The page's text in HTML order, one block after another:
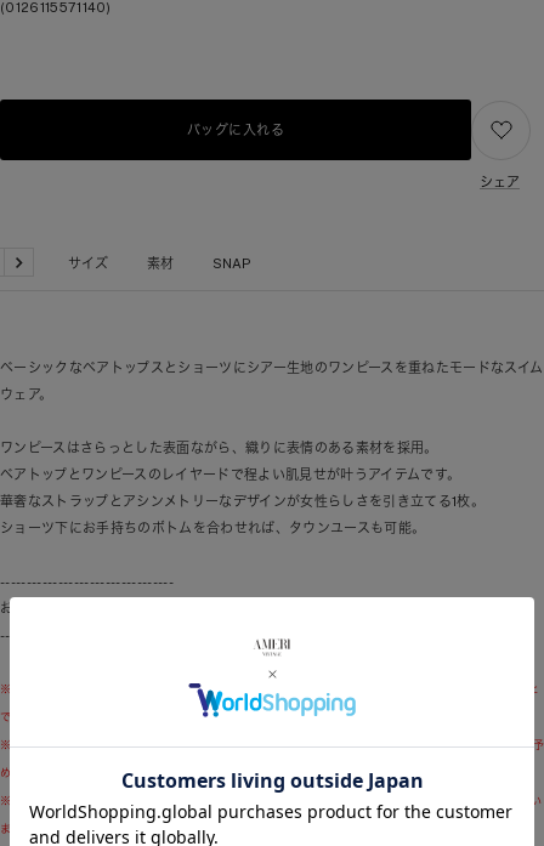
細 サイズ 素材 SNAP
次
ベーシックなベアトップスとショーツにシアー生地のワンピースを重ねたモードなスイム
ウェア。
ワンピースはさらっとした表面ながら、織りに表情のある素材を採用。
ベアトップとワンピースのレイヤードで程よい肌見せが叶うアイテムです。
華奢なストラップとアシンメトリーなデザインが女性らしさを引き立てる1枚。
ショーツ下にお手持ちのボトムを合わせれば、タウンユースも可能。
---------------------------------
お手入れ方法:手洗い可
---------------------------------
※ブランドロゴのリニューアル移行期間に伴い、モデル着用商品および商品単体画像とお届け予定の商品と
で付属品のロゴデザインが異なる場合がございます。予めご了承ください。
※商品画像はサンプルのため、色味やサイズ、素材の混率等の仕様に変更がある場合がございますので、予
めご了承ください。
※モデル着用写真につきましては、光や照明の加減により、実際よりも色味が異なって見える場合がござい
ます。商品の色味は、商品単品の画像をご参考ください。 また、使用しているパソコンのモニターやスマ
(0126115571140)
バッグに入れる
シェア